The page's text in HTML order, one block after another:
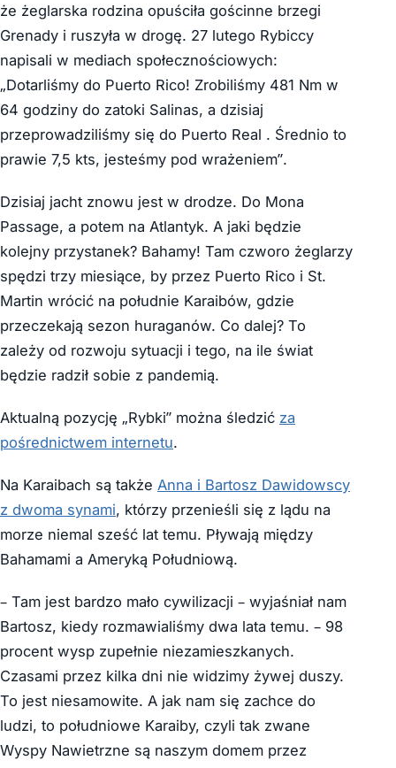
że żeglarska rodzina opuściła gościnne brzegi
Grenady i ruszyła w drogę. 27 lutego Rybiccy
napisali w mediach społecznościowych:
„Dotarliśmy do Puerto Rico! Zrobiliśmy 481 Nm w
64 godziny do zatoki Salinas, a dzisiaj
przeprowadziliśmy się do Puerto Real . Średnio to
prawie 7,5 kts, jesteśmy pod wrażeniem”.
Dzisiaj jacht znowu jest w drodze. Do Mona
Passage, a potem na Atlantyk. A jaki będzie
kolejny przystanek? Bahamy! Tam czworo żeglarzy
spędzi trzy miesiące, by przez Puerto Rico i St.
Martin wrócić na południe Karaibów, gdzie
przeczekają sezon huraganów. Co dalej? To
zależy od rozwoju sytuacji i tego, na ile świat
będzie radził sobie z pandemią.
Aktualną pozycję „Rybki” można śledzić za
pośrednictwem internetu.
Na Karaibach są także Anna i Bartosz Dawidowscy
z dwoma synami, którzy przenieśli się z lądu na
morze niemal sześć lat temu. Pływają między
Bahamami a Ameryką Południową.
– Tam jest bardzo mało cywilizacji – wyjaśniał nam
Bartosz, kiedy rozmawialiśmy dwa lata temu. – 98
procent wysp zupełnie niezamieszkanych.
Czasami przez kilka dni nie widzimy żywej duszy.
To jest niesamowite. A jak nam się zachce do
ludzi, to południowe Karaiby, czyli tak zwane
Wyspy Nawietrzne są naszym domem przez